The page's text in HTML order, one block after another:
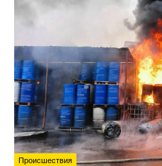
Происшествия